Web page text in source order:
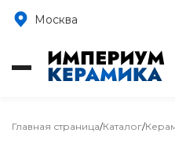
Москва
Главная страница/Каталог/